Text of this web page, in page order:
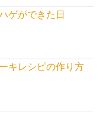
ゲができた日
キレシピの作り方